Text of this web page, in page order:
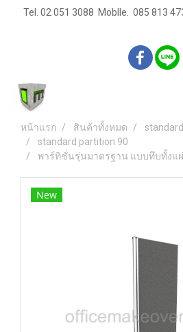
Tel. 02 051 3088 Moblle. 085 813
หน้าแรก สินค้าทั้งหมด
standard partition 90
พาร์ทิชั่นรุ่นมาตรฐาน แบบทึบทั้งแผ่
New